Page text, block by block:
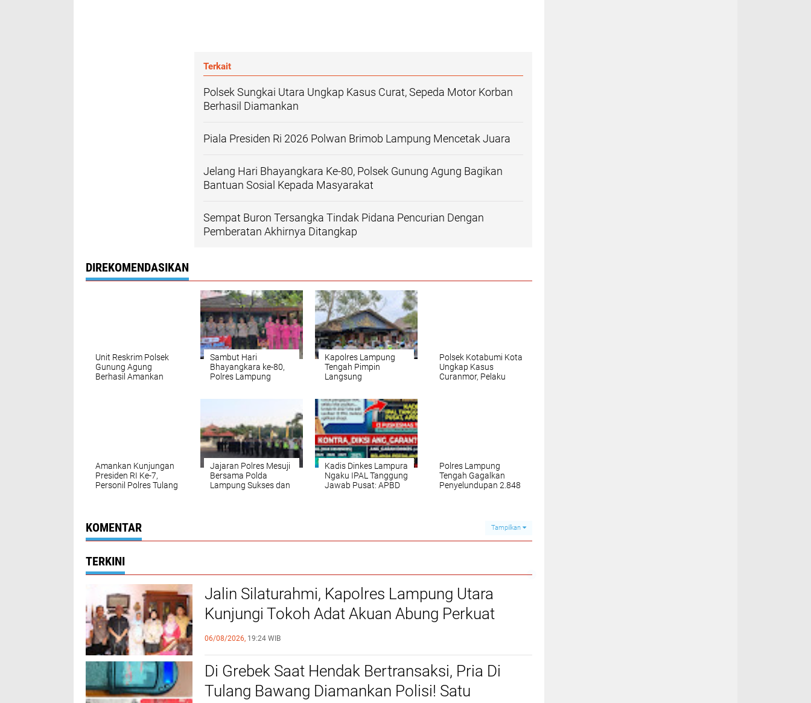
Terkait
Polsek Sungkai Utara Ungkap Kasus Curat, Sepeda Motor Korban
Berhasil Diamankan
Piala Presiden Ri 2026 Polwan Brimob Lampung Mencetak Juara
Jelang Hari Bhayangkara Ke-80, Polsek Gunung Agung Bagikan
Bantuan Sosial Kepada Masyarakat
Sempat Buron Tersangka Tindak Pidana Pencurian Dengan
Pemberatan Akhirnya Ditangkap
DIREKOMENDASIKAN
Unit Reskrim Polsek
Gunung Agung
Berhasil Amankan
Sambut Hari
Bhayangkara ke-80,
Polres Lampung
Warakawuri
Kapolres Lampung
Tengah Pimpin
Langsung
Widodo di Rest Area
KM 116A
Polsek Kotabumi Kota
Ungkap Kasus
Curanmor, Pelaku
Amankan Kunjungan
Presiden RI Ke-7,
Personil Polres Tulang
Hingga Kondusif
Jajaran Polres Mesuji
Bersama Polda
Lampung Sukses dan
Kabupaten Mesuji
Kadis Dinkes Lampura
Ngaku IPAL Tanggung
Jawab Pusat: APBD
Polres Lampung
Tengah Gagalkan
Penyelundupan 2.848
KOMENTAR Tampilkan
TERKINI
Jalin Silaturahmi, Kapolres Lampung Utara
Kunjungi Tokoh Adat Akuan Abung Perkuat
Sinergi Jaga Kamtibmas
06/08/2026, 19:24 WIB
Di Grebek Saat Hendak Bertransaksi, Pria Di
Tulang Bawang Diamankan Polisi! Satu